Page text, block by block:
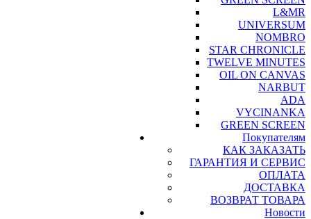
L&MR
UNIVERSUM
NOMBRO
STAR CHRONICLE
TWELVE MINUTES
OIL ON CANVAS
NARBUT
ADA
VYCINANKA
GREEN SCREEN
Покупателям
КАК ЗАКАЗАТЬ
ГАРАНТИЯ И СЕРВИС
ОПЛАТА
ДОСТАВКА
ВОЗВРАТ ТОВАРА
Новости